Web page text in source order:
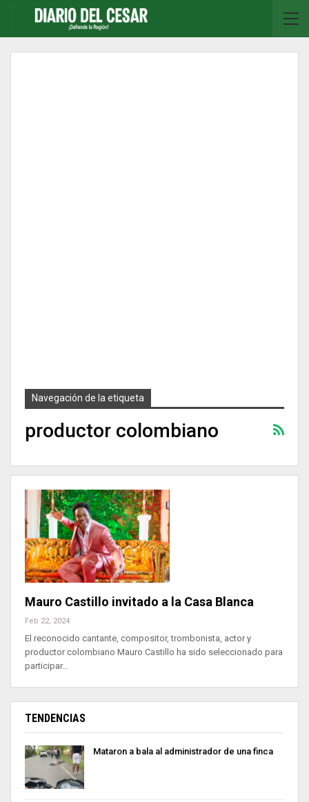
Navegación de la etiqueta
productor colombiano
Mauro Castillo invitado a la Casa Blanca
Feb 22, 2024
El reconocido cantante, compositor, trombonista, actor y
productor colombiano Mauro Castillo ha sido seleccionado para
participar…
TENDENCIAS
Mataron a bala al administrador de una finca